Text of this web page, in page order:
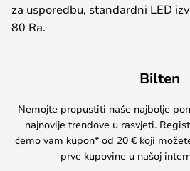
za usporedbu, standardni LED
80 Ra.
Bilten
Nemojte propustiti naše najbolje
najnovije trendove u rasvjeti.
ćemo vam kupon* od 20 € koji
prve kupovine u našoj